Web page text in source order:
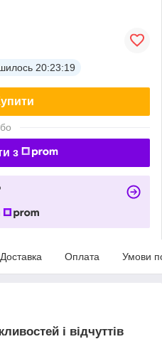
20:23:18
з
Доставка Оплата Умови
і відчуттів